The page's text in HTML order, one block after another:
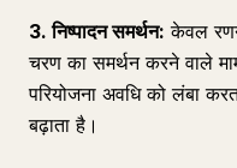
3. निष्पादन समर्थन: केवल
चरण का समर्थन करने वाले
परियोजना अवधि को लंबा
बढ़ाता है।